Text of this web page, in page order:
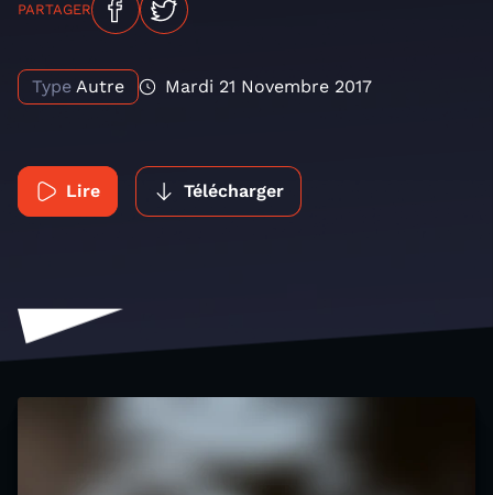
PARTAGER
Type Autre Mardi 21 Novembre 2017
Lire Télécharger